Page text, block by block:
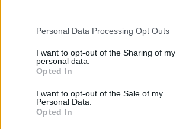
Personal Data Processing Opt Outs
I want to opt-out of the Sharing of my
personal data.
Opted In
I want to opt-out of the Sale of my
Personal Data.
Opted In
Vitor Mendes
Related Posts